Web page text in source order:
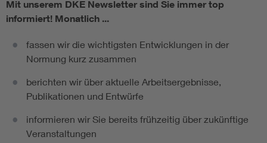
Mit unserem DKE Newsletter sind Sie immer top
informiert! Monatlich ...
fassen wir die wichtigsten Entwicklungen in der
Normung kurz zusammen
berichten wir über aktuelle Arbeitsergebnisse,
Publikationen und Entwürfe
informieren wir Sie bereits frühzeitig über zukünftige
Veranstaltungen